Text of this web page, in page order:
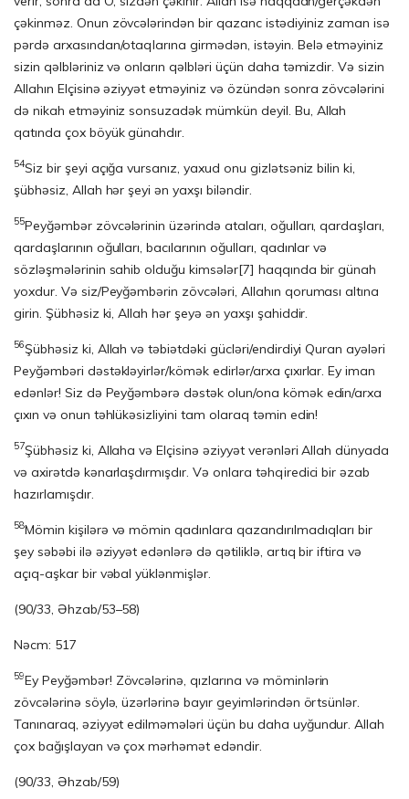
çəkinməz. Onun zöv­cə­lərindən bir qazanc istədiyiniz zaman isə
pərdə arxasından/otaqlarına girmədən, istəyin. Belə etməyiniz
sizin qəlbləriniz və onların qəlbləri üçün daha təmizdir. Və sizin
Allahın Elçisinə əziyyət etməyiniz və özündən sonra zövcələrini
də nikah etməyiniz sonsuzadək mümkün deyil. Bu, Allah
qatında çox böyük günahdır.
54Siz bir şeyi açığa vursanız, yaxud onu gizlətsəniz bilin ki,
şübhəsiz, Allah hər şeyi ən yaxşı biləndir.
55Peyğəmbər zövcələrinin üzərində ataları, oğulları, qardaşları,
qardaşlarının oğulları, bacılarının oğulları, qadınlar və
sözləşmələrinin sahib olduğu kimsələr[7] haqqında bir günah
yoxdur. Və siz/Peyğəmbərin zövcələri, Allahın qoruması altına
girin. Şübhəsiz ki, Allah hər şeyə ən yaxşı şahiddir.
56Şübhəsiz ki, Allah və təbiətdəki gücləri/endirdiyi Quran ayələri
Peyğəmbəri dəstək­ləyir­lər/kömək edirlər/arxa çıxırlar. Ey iman
edənlər! Siz də Peyğəmbərə dəs­tək olun/ona kömək edin/arxa
çıxın və onun təhlükəsizliyini tam olaraq təmin edin!
57Şübhəsiz ki, Allaha və Elçisinə əziyyət verənləri Allah dünyada
və axirətdə kənarlaşdırmışdır. Və onlara təhqiredici bir əzab
hazırlamışdır.
58Mömin kişilərə və mömin qadınlara qazandırılmadıqları bir
şey səbəbi ilə əziy­yət edənlərə də qətiliklə, artıq bir iftira və
açıq-aşkar bir vəbal yüklənmiş­­lər.
(90/33, Əhzab/53–58)
Nəcm: 517
59Ey Peyğəmbər! Zövcələrinə, qızlarına və möminlərin
zövcələrinə söylə, üzərlərinə bayır geyimlərindən örtsünlər.
Tanınaraq, əziyyət edilməmələri üçün bu daha uyğun­dur. Allah
çox bağışlayan və çox mərhəmət edəndir.
(90/33, Əhzab/59)